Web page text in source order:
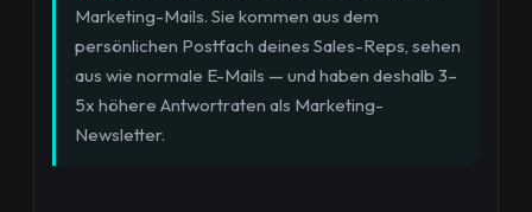
Marketing-Mails. Sie kommen aus dem
persönlichen Postfach deines Sales-Reps, sehen
aus wie normale E-Mails — und haben deshalb 3–
5x höhere Antwortraten als Marketing-
Newsletter.